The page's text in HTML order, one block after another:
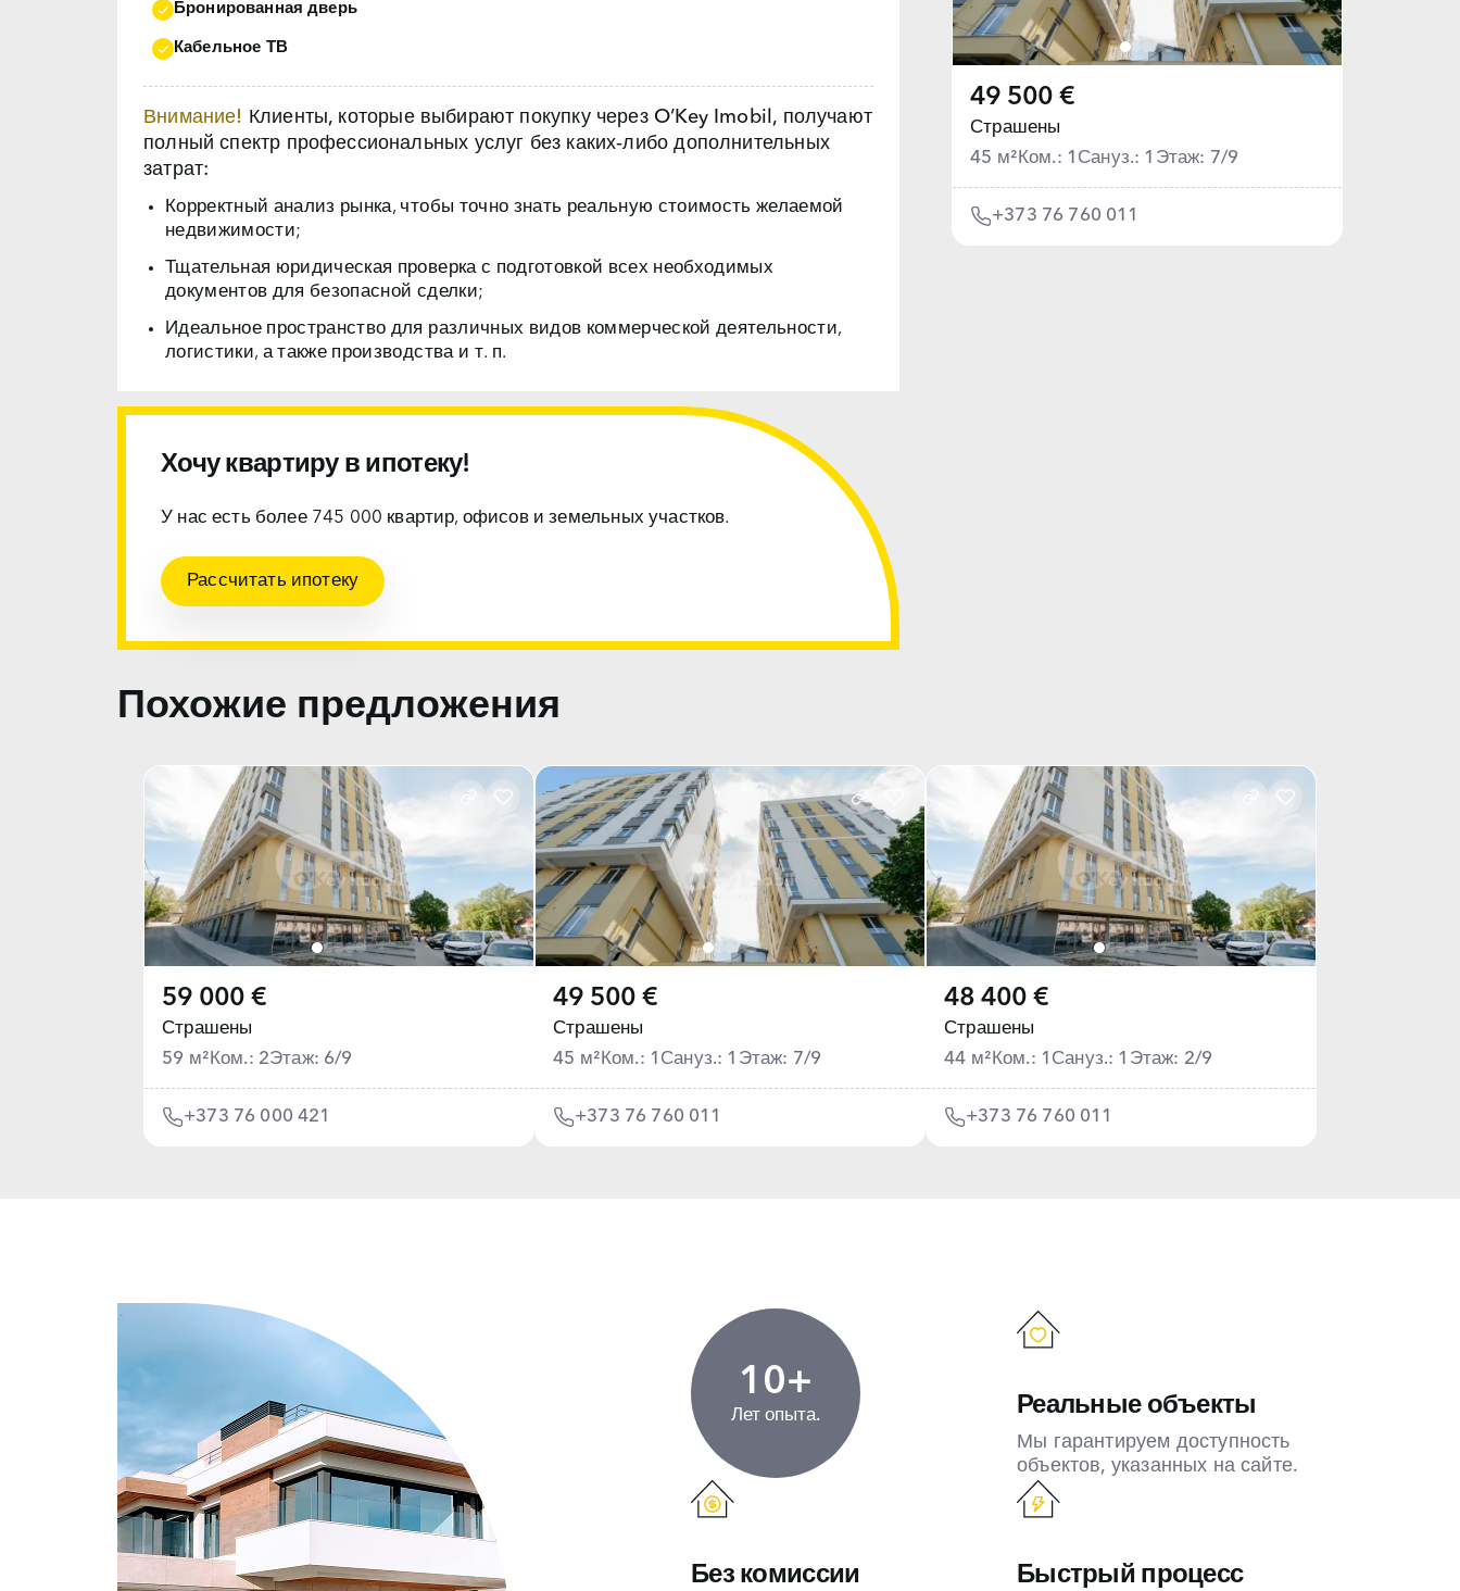
Бронированная дверь
Кабельное ТВ
Внимание!
Клиенты, которые выбирают покупку через O’Key Imobil, получают
полный спектр профессиональных услуг без каких‑либо дополнительных
затрат:
Корректный анализ рынка, чтобы точно знать реальную стоимость желаемой
недвижимости;
Тщательная юридическая проверка с подготовкой всех необходимых
документов для безопасной сделки;
Идеальное пространство для различных видов коммерческой деятельности,
логистики, а также производства и т. п.
Хочу квартиру в ипотеку!
У нас есть более 745 000 квартир, офисов и земельных участков.
Рассчитать ипотеку
49 500 €
Страшены
45 м² Ком.: 1 Сануз.: 1 Этаж: 7/9
+373 76 760 011
Похожие предложения
59 000 €
Страшены
59 м² Ком.: 2Этаж: 6/9
+373 76 000 421
49 500 €
Страшены
45 м² Ком.: 1 Сануз.: 1 Этаж: 7/9
+373 76 760 011
48 400 €
Страшены
44 м² Ком.: 1 Сануз.: 1 Этаж: 2/9
+373 76 760 011
10+
Лет опыта. Реальные объекты
Мы гарантируем доступность
объектов, указанных на сайте.
Без комиссии Быстрый процесс